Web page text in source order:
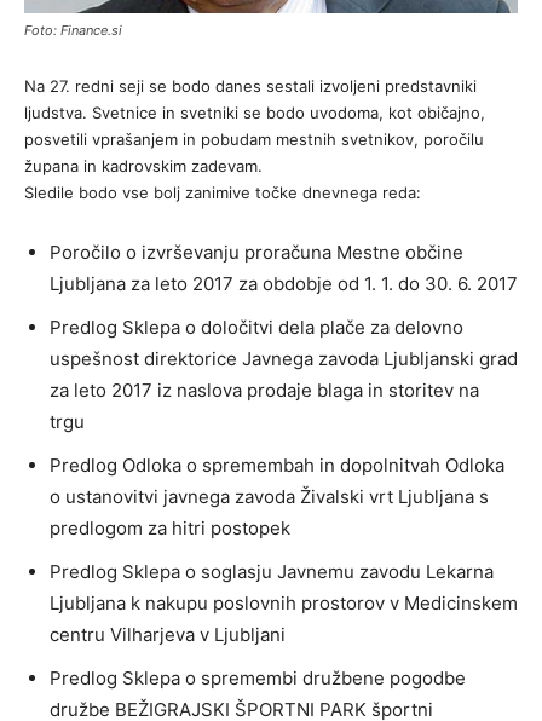
Foto: Finance.si
Na 27. redni seji se bodo danes sestali izvoljeni predstavniki
ljudstva. Svetnice in svetniki se bodo uvodoma, kot običajno,
posvetili vprašanjem in pobudam mestnih svetnikov, poročilu
župana in kadrovskim zadevam.
Sledile bodo vse bolj zanimive točke dnevnega reda:
Poročilo o izvrševanju proračuna Mestne občine
Ljubljana za leto 2017 za obdobje od 1. 1. do 30. 6. 2017
Predlog Sklepa o določitvi dela plače za delovno
uspešnost direktorice Javnega zavoda Ljubljanski grad
za leto 2017 iz naslova prodaje blaga in storitev na
trgu
Predlog Odloka o spremembah in dopolnitvah Odloka
o ustanovitvi javnega zavoda Živalski vrt Ljubljana s
predlogom za hitri postopek
Predlog Sklepa o soglasju Javnemu zavodu Lekarna
Ljubljana k nakupu poslovnih prostorov v Medicinskem
centru Vilharjeva v Ljubljani
Predlog Sklepa o spremembi družbene pogodbe
družbe BEŽIGRAJSKI ŠPORTNI PARK športni